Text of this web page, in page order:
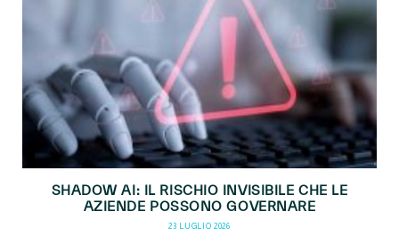
SHADOW AI: IL RISCHIO INVISIBILE CHE LE
AZIENDE POSSONO GOVERNARE
23 LUGLIO 2026